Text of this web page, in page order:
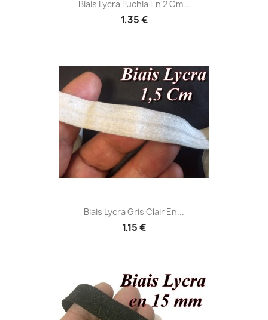
Biais Lycra Fuchia En 2 Cm...
1,35 €
Biais Lycra Gris Clair En...
1,15 €